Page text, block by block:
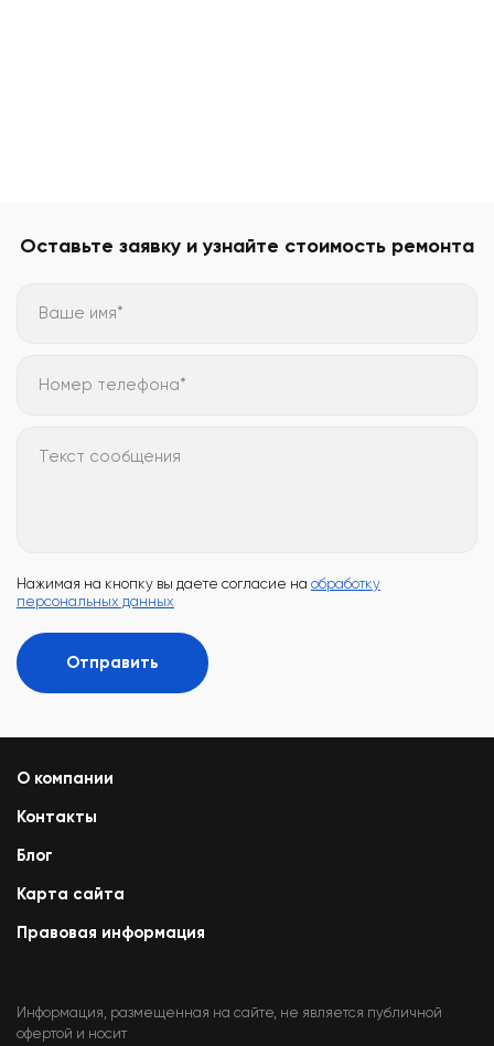
Оставьте заявку и узнайте стоимость ремонта
Ваше имя*
Номер телефона*
Текст сообщения
Нажимая на кнопку вы даете согласие на обработку
персональных данных
Отправить
О компании
Контакты
Блог
Карта сайта
Правовая информация
Информация, размещенная на сайте, не является публичной
офертой и носит